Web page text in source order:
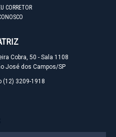
CORRETOR
Cobra, 50 - Sala 1108
José dos Campos/SP
(12) 3209-1918